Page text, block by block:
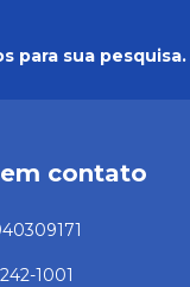
para sua
contato
1001